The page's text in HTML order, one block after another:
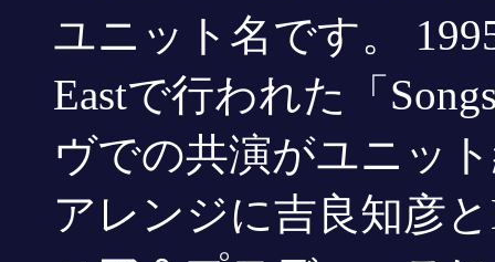
ユニット名です。
Eastで行われた「
ヴでの共演がユニッ
アレンジに吉良知彦